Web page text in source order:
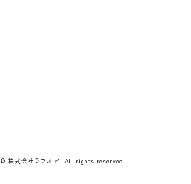
© 株式会社ラフオビ. All rights reserved.